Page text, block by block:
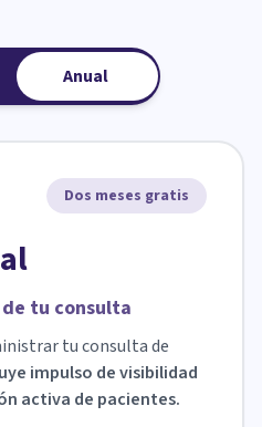
Anual
Dos meses gratis
tu consulta
tu consulta de
impulso de visibilidad
activa de pacientes.